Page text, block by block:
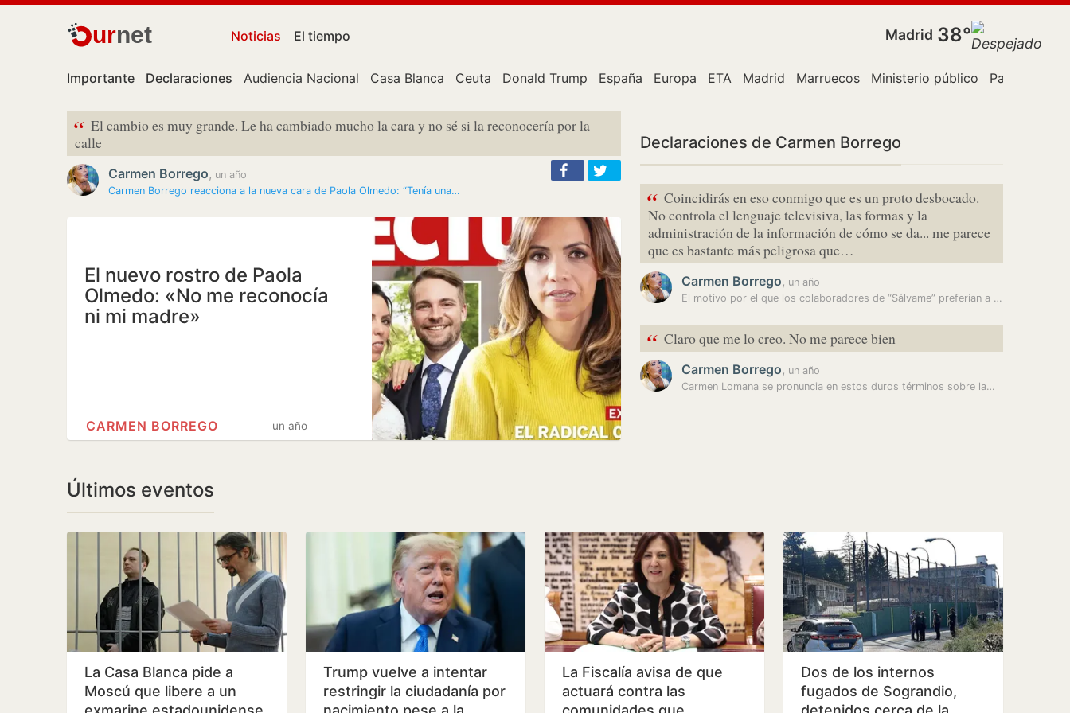
urnet Noticias El tiempo Madrid 38°
Importante Declaraciones Audiencia Nacional Casa Blanca Ceuta Donald Trump España Europa ETA Madrid Marruecos Ministerio público País Vasco
“ El cambio es muy grande. Le ha cambiado mucho la cara y no sé si la reconocería por la
calle
Carmen Borrego, un año
Carmen Borrego reacciona a la nueva cara de Paola Olmedo: “Tenía una…
El nuevo rostro de Paola
Olmedo: «No me reconocía
ni mi madre»
un año
CARMEN BORREGO
Declaraciones de Carmen Borrego
“ Coincidirás en eso conmigo que es un proto desbocado.
No controla el lenguaje televisiva, las formas y la
administración de la información de cómo se da... me parece
que es bastante más peligrosa que…
Carmen Borrego, un año
El motivo por el que los colaboradores de “Sálvame” preferían a Carmen…
“ Claro que me lo creo. No me parece bien
Carmen Borrego, un año
Carmen Lomana se pronuncia en estos duros términos sobre la…
Últimos eventos
La Casa Blanca pide a
Moscú que libere a un
Trump vuelve a intentar
restringir la ciudadanía por
La Fiscalía avisa de que
actuará contra las
Dos de los internos
fugados de Sograndio,